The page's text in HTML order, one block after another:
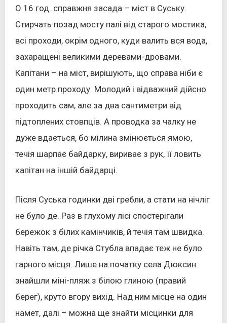
О 16 год. справжня засада – міст в Суську.
Стирчать позад мосту палі від старого мостика,
всі проходи, окрім одного, куди валить вся вода,
захаращені великими деревами-дровами.
Капітани – на міст, вирішують, що справа ніби є
один метр проходу. Молодий і відважний дійсно
проходить сам, але за два сантиметри від
підтоплених стовпців. А проводка за чалку не
дуже вдається, бо мілина змінюється ямою,
течія шарпає байдарку, вириває з рук, її ловить
капітан на іншій байдарці.
Після Суська годинки дві гребли, а стати на нічліг
не було де. Раз в глухому лісі спостерігали
бережок з білих камінчиків, й течія там швидка.
Навіть там, де річка Стубла впадає теж не було
гарного місця. Лише на початку села Дюксин
знайшли міні-пляж з білою глиною (правий
берег), круто вгору вихід. Над ним місце на один
намет, далі – можна ще знайти місцинки для